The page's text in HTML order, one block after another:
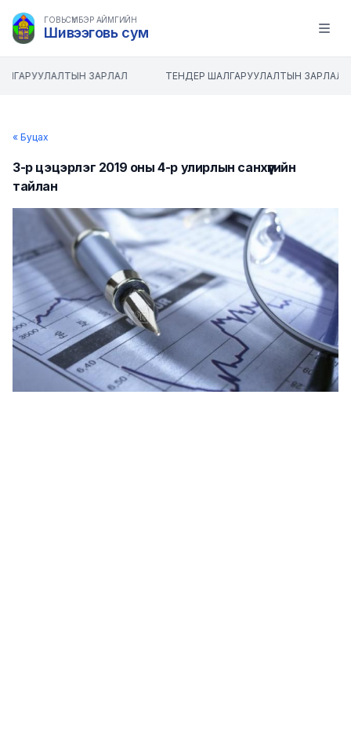
ГОВЬСҮМБЭР АЙМГИЙН
Шивээговь сум Open
ЗАРЛАЛ ТЕНДЕР ШАЛГАРУУЛАЛТЫН ЗАРЛАЛ
« Буцах
3-р цэцэрлэг 2019 оны 4-р улирлын санхүүгийн
тайлан